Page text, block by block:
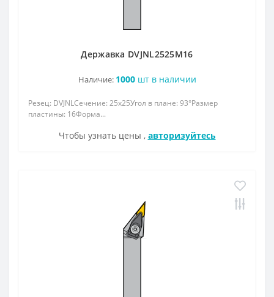
Державка DVJNL2525M16
Наличие: 1000шт в наличии
Резец: DVJNLСечение: 25x25Угол в плане: 93°Размер
пластины: 16Форма...
Чтобы узнать цены , авторизуйтесь